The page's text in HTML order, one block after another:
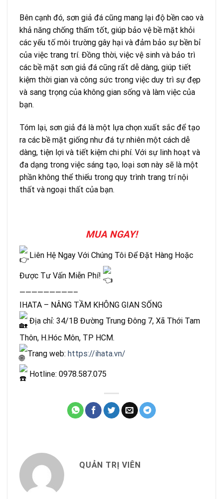
Bên cạnh đó, sơn giả đá cũng mang lại độ bền cao và
khả năng chống thấm tốt, giúp bảo vệ bề mặt khỏi
các yếu tố môi trường gây hại và đảm bảo sự bền bỉ
của việc trang trí. Đồng thời, việc vệ sinh và bảo trì
các bề mặt sơn giả đá cũng rất dễ dàng, giúp tiết
kiệm thời gian và công sức trong việc duy trì sự đẹp
và sang trọng của không gian sống và làm việc của
bạn.
Tóm lại, sơn giả đá là một lựa chọn xuất sắc để tạo
ra các bề mặt giống như đá tự nhiên một cách dễ
dàng, tiện lợi và tiết kiệm chi phí. Với sự linh hoạt và
đa dạng trong việc sáng tạo, loại sơn này sẽ là một
phần không thể thiếu trong quy trình trang trí nội
thất và ngoại thất của bạn.
MUA NGAY!
Liên Hệ Ngay Với Chúng Tôi Để Đặt Hàng Hoặc
Được Tư Vấn Miễn Phí!
—————————–
IHATA – NÂNG TẦM KHÔNG GIAN SỐNG
Địa chỉ: 34/1B Đường Trung Đông 7, Xã Thới Tam
Thôn, H.Hóc Môn, TP HCM.
Trang web: https://ihata.vn/
Hotline: 0978.587.075
QUẢN TRỊ VIÊN